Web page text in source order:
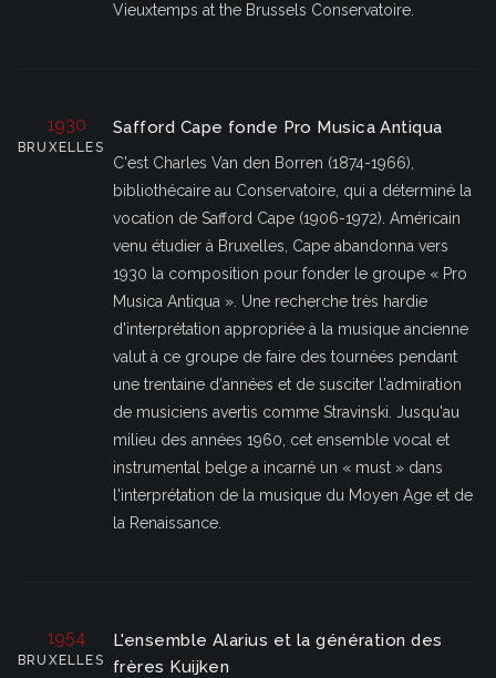
Vieuxtemps at the Brussels Conservatoire.
1930
BRUXELLES
Safford Cape fonde Pro Musica Antiqua
C'est Charles Van den Borren (1874-1966),
bibliothécaire au Conservatoire, qui a déterminé la
vocation de Safford Cape (1906-1972). Américain
venu étudier à Bruxelles, Cape abandonna vers
1930 la composition pour fonder le groupe « Pro
Musica Antiqua ». Une recherche très hardie
d'interprétation appropriée à la musique ancienne
valut à ce groupe de faire des tournées pendant
une trentaine d'années et de susciter l'admiration
de musiciens avertis comme Stravinski. Jusqu'au
milieu des années 1960, cet ensemble vocal et
instrumental belge a incarné un « must » dans
l'interprétation de la musique du Moyen Age et de
la Renaissance.
1954
BRUXELLES
L'ensemble Alarius et la génération des
frères Kuijken